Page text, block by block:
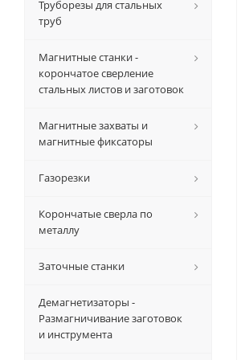
Труборезы для стальных
труб
Магнитные станки -
корончатое сверление
стальных листов и заготовок
Магнитные захваты и
магнитные фиксаторы
Газорезки
Корончатые сверла по
металлу
Заточные станки
Демагнетизаторы -
Размагничивание заготовок
и инструмента